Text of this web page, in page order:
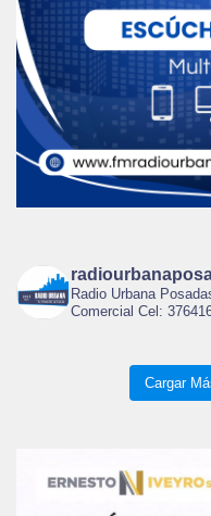
Radio Urbana
Comercial Cel:
Cargar